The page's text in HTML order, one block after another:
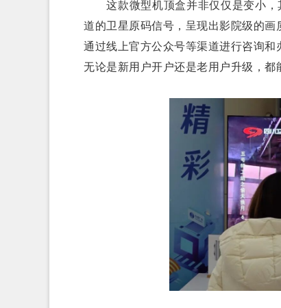
这款微型机顶盒并非仅仅是变小，
道的卫星原码信号，呈现出影院级的
通过线上官方公众号等渠道进行咨询和
无论是新用户开户还是老用户升级，都